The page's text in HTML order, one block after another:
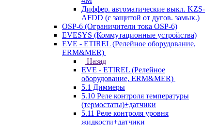
Диффер. автоматические выкл. KZS-
AFDD (с защитой от дугов. замык.)
OSP-6 (Ограничители тока OSP-6)
EVESYS (Коммутационные устройства)
EVE - ETIREL (Релейное оборудование,
ERM&MER)
Назад
EVE - ETIREL (Релейное
оборудование, ERM&MER)
5.1 Диммеры
5.10 Реле контроля температуры
(термостаты)+датчики
5.11 Реле контроля уровня
жидкости+датчики